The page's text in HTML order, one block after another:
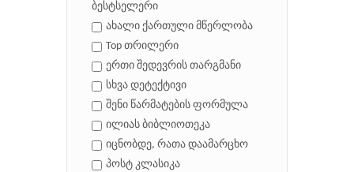
ბესტსელერი
ახალი ქართული მწერლობა
Top თრილერი
ერთი შედევრის თარგმანი
სხვა დეტექტივი
შენი წარმატების ფორმულა
ილიას ბიბლიოთეკა
იცნობდე, რათა დაამარცხო
პოსტ კლასიკა